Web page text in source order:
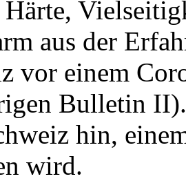
aus der
vor einem
Bulletin
hin,
wird.